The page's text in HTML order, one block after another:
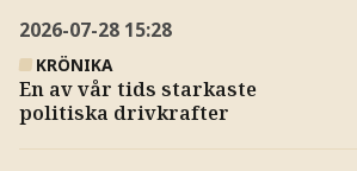
2026-07-28 15:28
KRÖNIKA
En av vår tids starkaste
politiska drivkrafter